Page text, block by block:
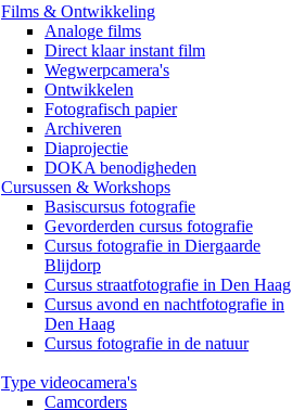
Films & Ontwikkeling
Analoge films
Direct klaar instant film
Wegwerpcamera's
Ontwikkelen
Fotografisch papier
Archiveren
Diaprojectie
DOKA benodigheden
Cursussen & Workshops
Basiscursus fotografie
Gevorderden cursus fotografie
Cursus fotografie in Diergaarde
Blijdorp
Cursus straatfotografie in Den Haag
Cursus avond en nachtfotografie in
Den Haag
Cursus fotografie in de natuur
Type videocamera's
Camcorders